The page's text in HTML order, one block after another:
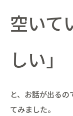
空いて
しい」
と、お話が出る
てみました。